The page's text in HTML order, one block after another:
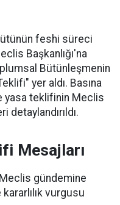
feshi süreci
Başkanlığı'na
Bütünleşmenin
yer aldı. Basına
yasa teklifinin Meclis
detaylandırıldı.
Mesajları
gündemine
vurgusu